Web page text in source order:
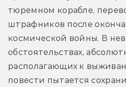
тюремном корабле,
штрафников после
космической войны. В
обстоятельствах,
располагающих к
повести пытается